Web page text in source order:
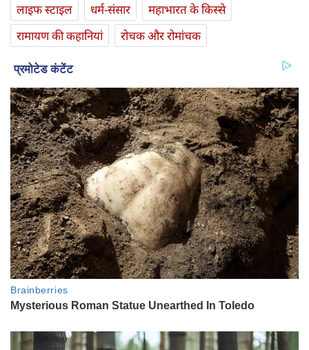
लाइफ स्‍टाइल
धर्म-संसार
महाभारत के किस्से
रामायण की कहानियां
रोचक और रोमांचक